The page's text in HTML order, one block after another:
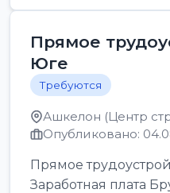
Прямое
Юге
Требуются
Ашкелон (Центр
Опубликовано:
Прямое
Заработная плата